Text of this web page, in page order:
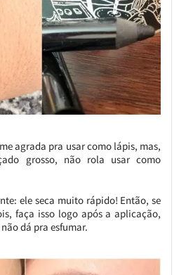
agrada pra usar como lápis, mas,
grosso, não rola usar como
ele seca muito rápido! Então, se
faça isso logo após a aplicação,
dá pra esfumar.